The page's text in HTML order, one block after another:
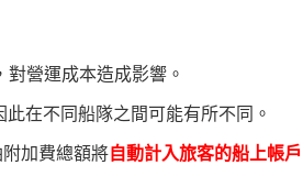
營運成本造成影響。
在不同船隊之間可能有所不同。
加費總額將自動計入旅客的船上帳戶